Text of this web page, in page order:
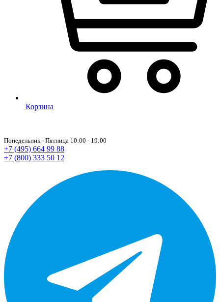
Корзина
Понедельник - Пятница 10:00 - 19:00
+7 (495) 664 99 88
+7 (800) 333 50 12